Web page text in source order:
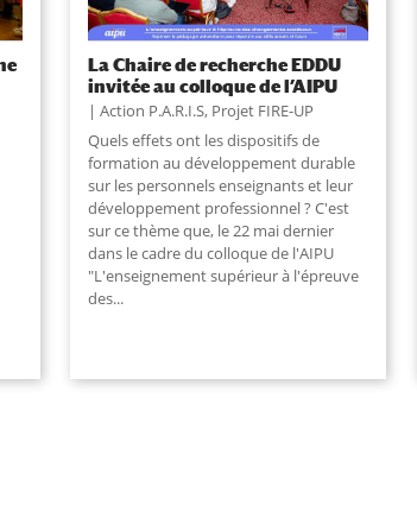
La Chaire de recherche EDDU
invitée au colloque de l’AIPU
Action P.A.R.I.S, Projet FIRE-UP
Quels effets ont les dispositifs de
formation au développement durable
sur les personnels enseignants et leur
développement professionnel ? C'est
sur ce thème que, le 22 mai dernier
dans le cadre du colloque de l'AIPU
"L'enseignement supérieur à l'épreuve
des...